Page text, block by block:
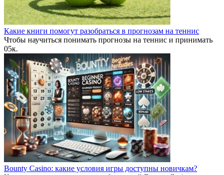
Какие книги помогут разобраться в прогнозам на теннис
Чтобы научиться понимать прогнозы на теннис и принимать
05к.
Bounty Casino: какие условия игры доступны новичкам?